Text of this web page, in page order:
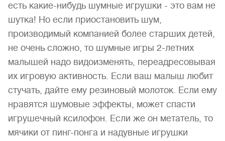
есть какие-нибудь шумные игрушки - это вам не
шутка! Но если приостановить шум,
производимый компанией более старших детей,
не очень сложно, то шумные игры 2-летних
малышей надо видоизменять, переадресовывая
их игровую активность. Если ваш малыш любит
стучать, дайте ему резиновый молоток. Если ему
нравятся шумовые эффекты, может спасти
игрушечный ксилофон. Если же он метатель, то
мячики от пинг-понга и надувные игрушки